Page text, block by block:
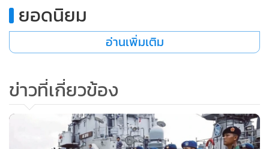
ยอดนิยม
อ่านเพิ่มเติม
ข่าวที่เกี่ยวข้อง